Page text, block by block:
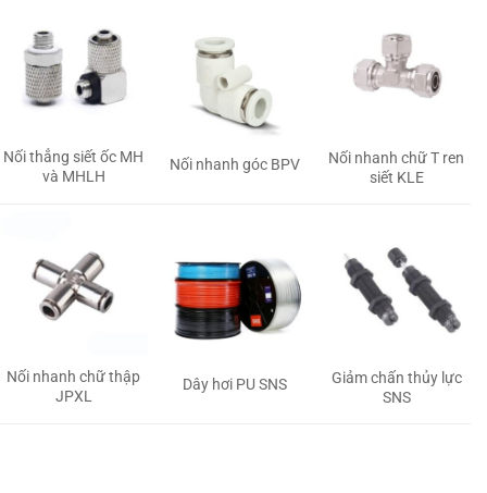
Nối thẳng siết ốc MH
và MHLH
Nối nhanh góc BPV
Nối nhanh chữ T ren
siết KLE
Nối nhanh chữ thập
JPXL
Dây hơi PU SNS
Giảm chấn thủy lực
SNS